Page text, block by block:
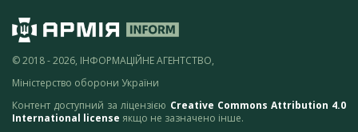
© 2018 - 2026, ІНФОРМАЦІЙНЕ АГЕНТСТВО,
Міністерство оборони України
Контент доступний за ліцензією Creative Commons Attribution 4.0
International license якщо не зазначено інше.